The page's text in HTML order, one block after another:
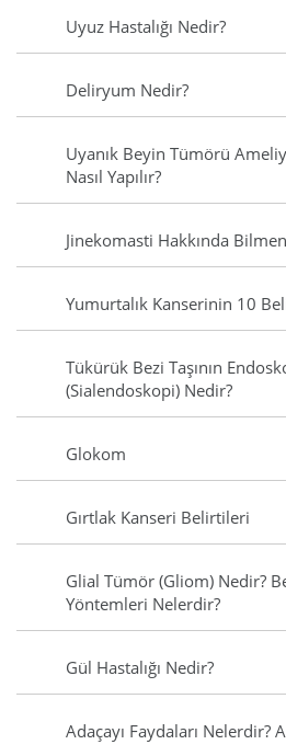
Uyuz Hastalığı Nedir?
Deliryum Nedir?
Uyanık Beyin Tümörü
Nasıl Yapılır?
Jinekomasti Hakkında
Yumurtalık Kanserinin 10
Tükürük Bezi Taşının
(Sialendoskopi) Nedir?
Glokom
Gırtlak Kanseri Belirtileri
Glial Tümör (Gliom) Nedir?
Yöntemleri Nelerdir?
Gül Hastalığı Nedir?
Adaçayı Faydaları Nelerdir?